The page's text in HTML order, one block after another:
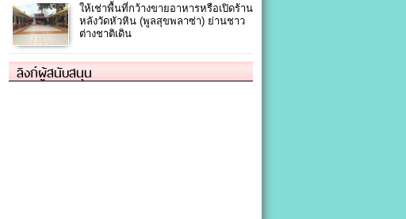
ให้เช่าพื้นที่กว้างขายอาหารหรือเปิดร้าน
หลังวัดหัวหิน (พูลสุขพลาซ่า) ย่านชาว
ต่างชาติเดิน
ลิงก์ผู้สนับสนุน